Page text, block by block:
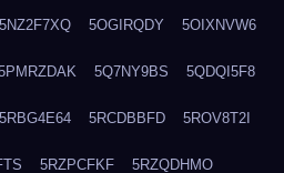
5NZ2F7XQ 5OGIRQDY 5OIXNVW6
5Q7NY9BS 5QDQI5F8
5RBG4E64 5RCDBBFD 5ROV8T2I
5RZPCFKF 5RZQDHMO